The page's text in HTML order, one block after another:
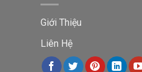
Giới Thiệu
Liên Hệ